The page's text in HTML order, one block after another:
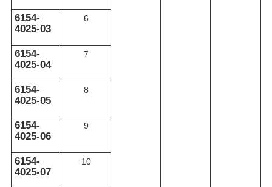
6154-
4025-03
6
6154-
4025-04
7
6154-
4025-05
8
6154-
4025-06
9
6154-
4025-07
10